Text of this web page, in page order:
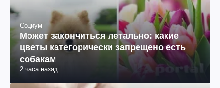
Социум
Может закончиться летально: какие
цветы категорически запрещено есть
собакам